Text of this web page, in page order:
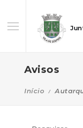
Avisos
Início